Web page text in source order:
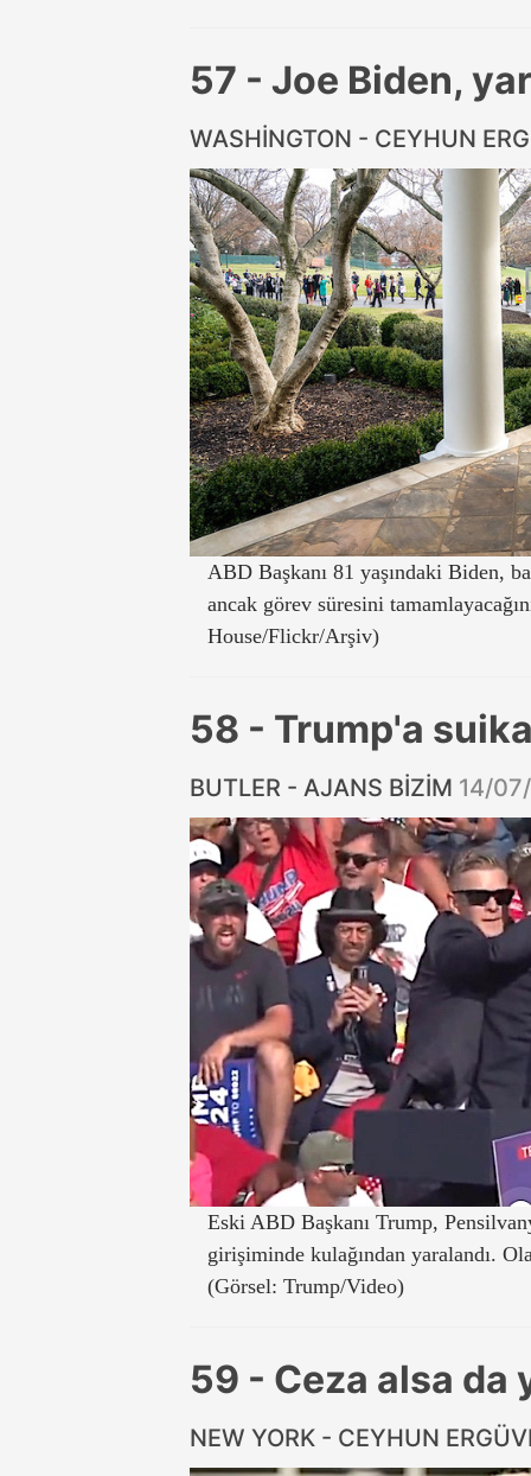
57 - Joe Biden,
WASHİNGTON - CEYHUN
ABD Başkanı 81 yaşındaki Biden,
ancak görev süresini
House/Flickr/Arşiv)
58 - Trump'a
BUTLER - AJANS BİZİM 14/
Eski ABD Başkanı Trump,
girişiminde kulağından yaralandı.
(Görsel: Trump/Video)
59 - Ceza alsa da
NEW YORK - CEYHUN